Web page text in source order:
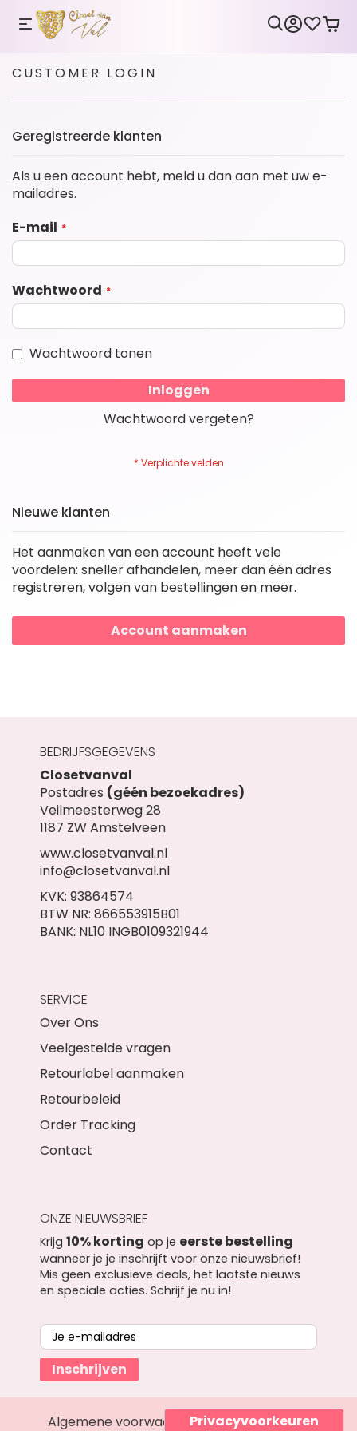
CUSTOMER LOGIN
Geregistreerde klanten
Als u een account hebt, meld u dan aan met uw e-
mailadres.
E-mail
Wachtwoord
Wachtwoord tonen
Inloggen
Wachtwoord vergeten?
Nieuwe klanten
Het aanmaken van een account heeft vele
voordelen: sneller afhandelen, meer dan één adres
registreren, volgen van bestellingen en meer.
Account aanmaken
BEDRIJFSGEGEVENS
Closetvanval
Postadres (géén bezoekadres)
Veilmeesterweg 28
1187 ZW Amstelveen
www.closetvanval.nl
info@closetvanval.nl
KVK: 93864574
BTW NR: 866553915B01
BANK: NL10 INGB0109321944
SERVICE
Over Ons
Veelgestelde vragen
Retourlabel aanmaken
Retourbeleid
Order Tracking
Contact
ONZE NIEUWSBRIEF
Krijg 10% korting op je eerste bestelling
wanneer je je inschrijft voor onze nieuwsbrief!
Mis geen exclusieve deals, het laatste nieuws
en speciale acties. Schrijf je nu in!
Inschrijven
Algemene voorwaardenPrivacyverklaring